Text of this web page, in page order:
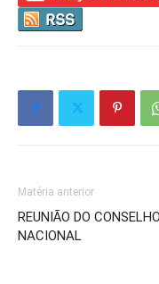
Matéria anterior
REUNIÃO DO CONSELHO
NACIONAL